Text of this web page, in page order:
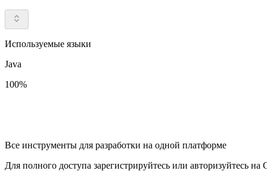
Используемые языки
Java
100%
Все инструменты для разработки на одной платформе
Для полного доступа зарегистрируйтесь или авторизуйтесь на